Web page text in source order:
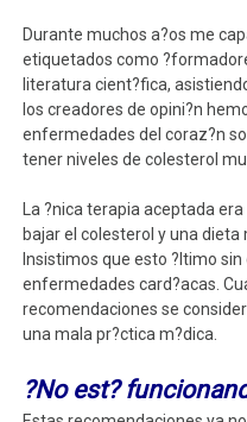
Durante muchos a?os me
etiquetados como
literatura cient?fica,
los creadores de opini?n
enfermedades del coraz?n
tener niveles de colesterol
La ?nica terapia aceptada
bajar el colesterol y una dieta
Insistimos que esto ?ltimo
enfermedades card?acas.
recomendaciones se
una mala pr?ctica m?dica.
?No est?